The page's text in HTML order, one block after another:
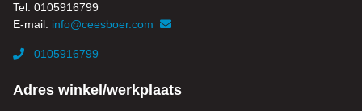
Tel: 0105916799
E-mail: info@ceesboer.com
0105916799
Adres winkel/werkplaats